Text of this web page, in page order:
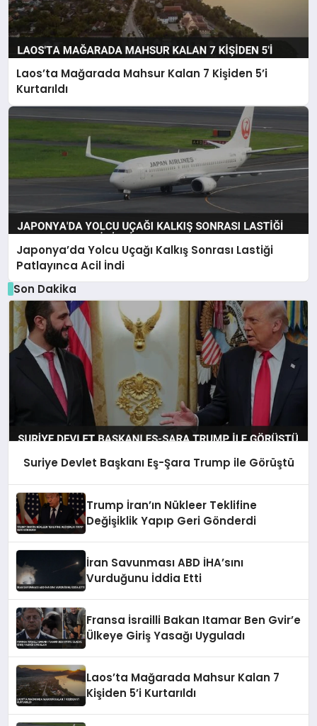
Laos’ta Mağarada Mahsur Kalan 7 Kişiden 5’i
Kurtarıldı
Japonya’da Yolcu Uçağı Kalkış Sonrası Lastiği
Patlayınca Acil İndi
Son Dakika
Suriye Devlet Başkanı Eş-Şara Trump ile Görüştü
Trump İran’ın Nükleer Teklifine
Değişiklik Yapıp Geri Gönderdi
İran Savunması ABD İHA’sını
Vurduğunu İddia Etti
Fransa İsrailli Bakan Itamar Ben Gvir’e
Ülkeye Giriş Yasağı Uyguladı
Laos’ta Mağarada Mahsur Kalan 7
Kişiden 5’i Kurtarıldı